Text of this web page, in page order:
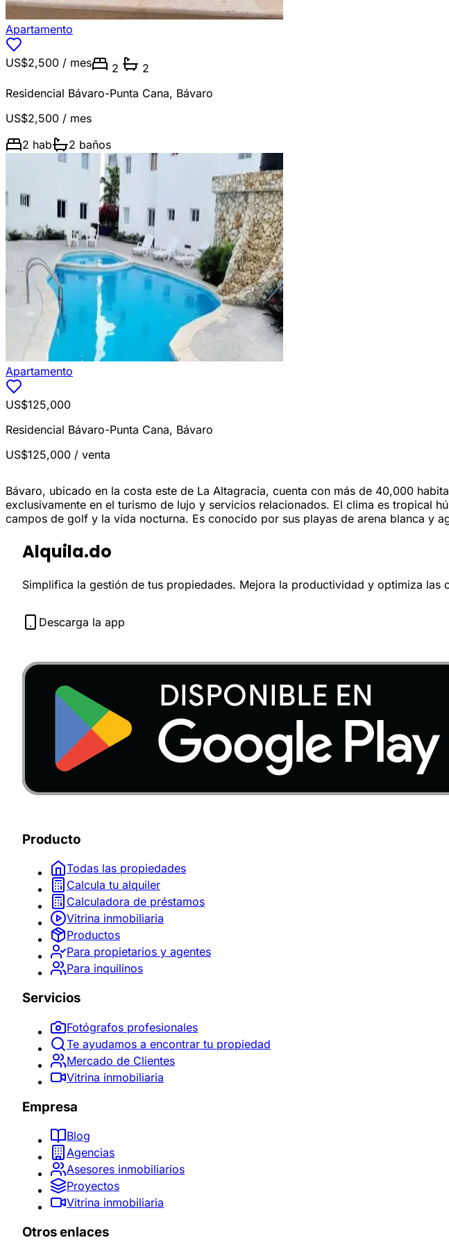
Apartamento
US$2,500 / mes 2
2
Residencial Bávaro-Punta Cana, Bávaro
US$2,500 / mes
2 hab 2 baños
Apartamento
US$125,000
Residencial Bávaro-Punta Cana, Bávaro
US$125,000 / venta
Bávaro, ubicado en la costa este de La Altagracia, cuenta con más de 40,000
exclusivamente en el turismo de lujo y servicios relacionados. El clima es tropical
campos de golf y la vida nocturna. Es conocido por sus playas de arena blanca y
Alquila.do
Simplifica la gestión de tus propiedades. Mejora la productividad y optimiza las
Descarga la app
Producto
Todas las propiedades
Calcula tu alquiler
Calculadora de préstamos
Vitrina inmobiliaria
Productos
Para propietarios y agentes
Para inquilinos
Servicios
Fotógrafos profesionales
Te ayudamos a encontrar tu propiedad
Mercado de Clientes
Vitrina inmobiliaria
Empresa
Blog
Agencias
Asesores inmobiliarios
Proyectos
Vitrina inmobiliaria
Otros enlaces